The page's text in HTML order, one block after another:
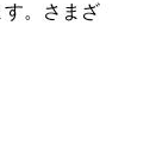
。さまざ